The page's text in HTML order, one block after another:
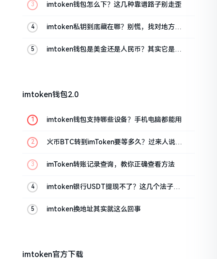
imtoken钱包怎么下？这几种靠谱路子别走歪
imtoken私钥到底藏在哪？别慌，找对地方才
imtoken钱包是美金还是人民币？其实它是个
imtoken钱包2.0
imtoken钱包支持哪些设备？手机电脑都能用
火币BTC转到imToken要等多久？过来人说说
imToken转账记录查询，教你正确查看方法
imtoken银行USDT提现不了？这几个法子能
imtoken换地址其实就这么回事
imtoken官方下载